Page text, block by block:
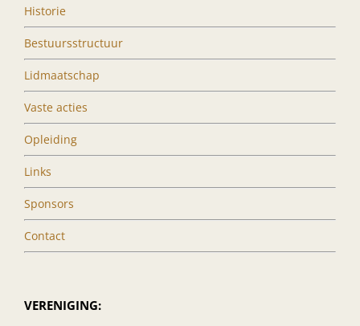
Historie
Bestuursstructuur
Lidmaatschap
Vaste acties
Opleiding
Links
Sponsors
Contact
VERENIGING: